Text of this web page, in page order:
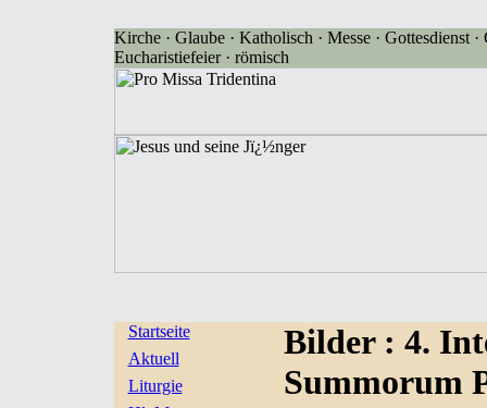
Kirche · Glaube · Katholisch · Messe · Gottesdienst
Eucharistiefeier · römisch
Startseite
Aktuell
Liturgie
Bilder : 4.
Summorum